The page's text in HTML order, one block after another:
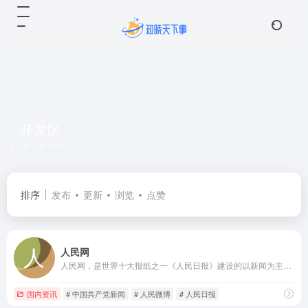
排序 发布 更新 浏览 点赞
人民网
国内资讯 # 中国共产党新闻 # 人民微博 # 人民日报